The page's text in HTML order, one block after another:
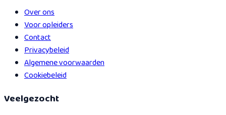
Over ons
Voor opleiders
Contact
Privacybeleid
Algemene voorwaarden
Cookiebeleid
Veelgezocht